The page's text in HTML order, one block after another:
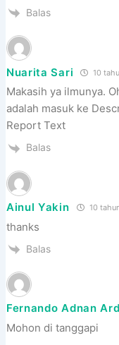
Balas
Nuarita Sari 10
Makasih ya ilmunya.
adalah masuk ke
Report Text
Balas
Ainul Yakin 10
thanks
Balas
Fernando Adnan
Mohon di tanggapi